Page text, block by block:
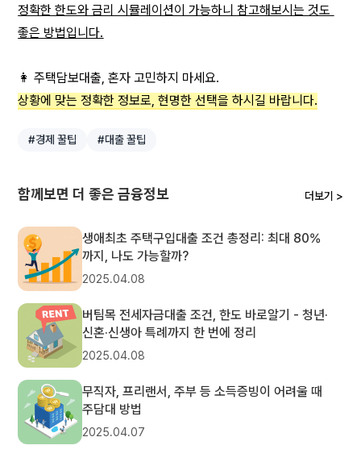
정확한 한도와 금리 시뮬레이션이 가능하니 참고해보시는 것도
좋은 방법입니다.
👩 주택담보대출, 혼자 고민하지 마세요.
상황에 맞는 정확한 정보로, 현명한 선택을 하시길 바랍니다.
#경제 꿀팁 #대출 꿀팁
함께보면 더 좋은 금융정보 더보기 >
생애최초 주택구입대출 조건 총정리: 최대 80%
까지, 나도 가능할까?
2025.04.08
버팀목 전세자금대출 조건, 한도 바로알기 - 청년·
신혼·신생아 특례까지 한 번에 정리
2025.04.08
무직자, 프리랜서, 주부 등 소득증빙이 어려울 때
주담대 방법
2025.04.07